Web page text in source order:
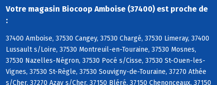
Votre magasin Biocoop Amboise (37400) est proche de
:
37400 Amboise, 37530 Cangey, 37530 Chargé, 37530 Limeray, 37400
Lussault s/Loire, 37530 Montreuil-en-Touraine, 37530 Mosnes,
37530 Nazelles-Négron, 37530 Pocé s/Cisse, 37530 St-Ouen-les-
Vignes, 37530 St-Règle, 37530 Souvigny-de-Touraine, 37270 Athée
s/Cher, 37270 Azay s/Cher, 37150 Bléré, 37150 Chenonceaux, 37150